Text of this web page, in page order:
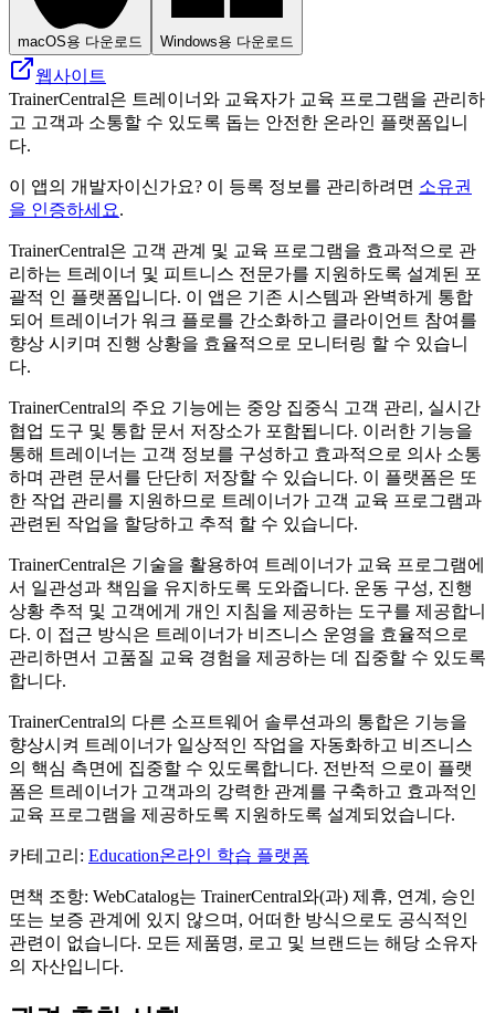
macOS용 다운로드 Windows용 다운로드
웹사이트
TrainerCentral은 트레이너와 교육자가 교육 프로그램을 관리하
고 고객과 소통할 수 있도록 돕는 안전한 온라인 플랫폼입니
다.
이 앱의 개발자이신가요? 이 등록 정보를 관리하려면 소유권
을 인증하세요.
TrainerCentral은 고객 관계 및 교육 프로그램을 효과적으로 관
리하는 트레이너 및 피트니스 전문가를 지원하도록 설계된 포
괄적 인 플랫폼입니다. 이 앱은 기존 시스템과 완벽하게 통합
되어 트레이너가 워크 플로를 간소화하고 클라이언트 참여를
향상 시키며 진행 상황을 효율적으로 모니터링 할 수 있습니
다.
TrainerCentral의 주요 기능에는 중앙 집중식 고객 관리, 실시간
협업 도구 및 통합 문서 저장소가 포함됩니다. 이러한 기능을
통해 트레이너는 고객 정보를 구성하고 효과적으로 의사 소통
하며 관련 문서를 단단히 저장할 수 있습니다. 이 플랫폼은 또
한 작업 관리를 지원하므로 트레이너가 고객 교육 프로그램과
관련된 작업을 할당하고 추적 할 수 있습니다.
TrainerCentral은 기술을 활용하여 트레이너가 교육 프로그램에
서 일관성과 책임을 유지하도록 도와줍니다. 운동 구성, 진행
상황 추적 및 고객에게 개인 지침을 제공하는 도구를 제공합니
다. 이 접근 방식은 트레이너가 비즈니스 운영을 효율적으로
관리하면서 고품질 교육 경험을 제공하는 데 집중할 수 있도록
합니다.
TrainerCentral의 다른 소프트웨어 솔루션과의 통합은 기능을
향상시켜 트레이너가 일상적인 작업을 자동화하고 비즈니스
의 핵심 측면에 집중할 수 있도록합니다. 전반적 으로이 플랫
폼은 트레이너가 고객과의 강력한 관계를 구축하고 효과적인
교육 프로그램을 제공하도록 지원하도록 설계되었습니다.
카테고리 : Education온라인 학습 플랫폼
면책 조항: WebCatalog는 TrainerCentral와(과) 제휴, 연계, 승인
또는 보증 관계에 있지 않으며, 어떠한 방식으로도 공식적인
관련이 없습니다. 모든 제품명, 로고 및 브랜드는 해당 소유자
의 자산입니다.